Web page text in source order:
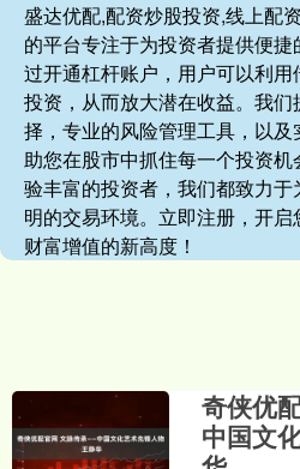
盛达优配,配资炒股投资,线上配
的平台专注于为投资者提供便
过开通杠杆账户，用户可以利
投资，从而放大潜在收益。我
择，专业的风险管理工具，以
助您在股市中抓住每一个投资
验丰富的投资者，我们都致力
明的交易环境。立即注册，开
财富增值的新高度！
奇侠优
中国文